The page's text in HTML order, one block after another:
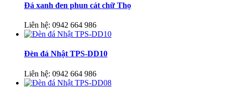
Đá xanh đen phun cát chữ Thọ
Liên hệ: 0942 664 986
Đèn đá Nhật TPS-DD10
Liên hệ: 0942 664 986